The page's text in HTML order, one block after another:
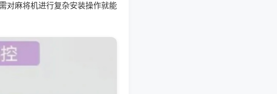
对麻将机进行复杂安装操作就能